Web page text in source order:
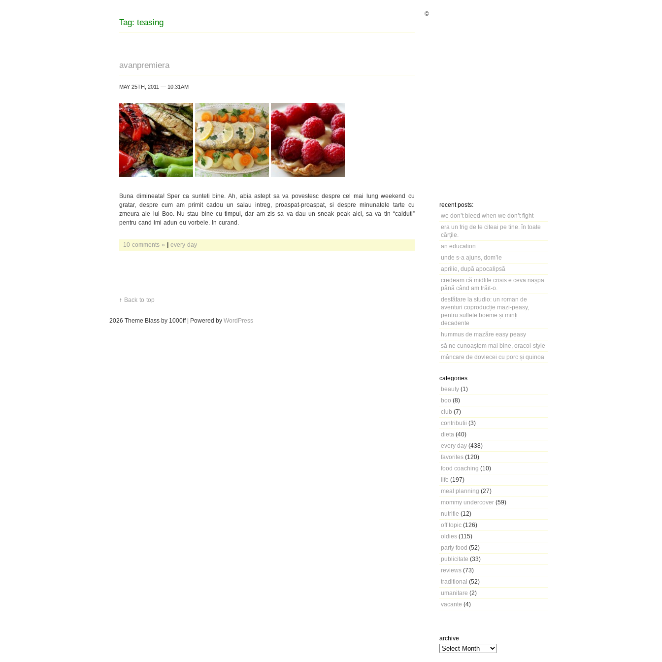
recent posts:
we don’t bleed when we don’t fight
era un frig de te citeai pe tine. în toate
cărțile.
an education
unde s-a ajuns, dom’le
aprilie, după apocalipsă
credeam că midlife crisis e ceva nașpa.
până când am trăit-o.
desfătare la studio: un roman de
aventuri coproducție mazi-peasy,
pentru suflete boeme și minți
decadente
hummus de mazăre easy peasy
să ne cunoaștem mai bine, oracol-style
mâncare de dovlecei cu porc și quinoa
categories
beauty (1)
boo (8)
club (7)
contributii (3)
dieta (40)
every day (438)
favorites (120)
food coaching (10)
life (197)
meal planning (27)
mommy undercover (59)
nutritie (12)
off topic (126)
oldies (115)
party food (52)
publicitate (33)
reviews (73)
traditional (52)
umanitare (2)
vacante (4)
archive
Tag: teasing
avanpremiera
MAY 25TH, 2011 — 10:31AM
Buna dimineata! Sper ca sunteti bine. Ah, abia astept sa va povestesc despre cel mai lung weekend cu
gratar, despre cum am primit cadou un salau intreg, proaspat-proaspat, si despre minunatele tarte cu
zmeura ale lui Boo. Nu stau bine cu timpul, dar am zis sa va dau un sneak peak aici, sa va tin “calduti”
pentru cand imi adun eu vorbele. In curand.
10 comments » | every day
↑ Back to top
©
2026 Theme Blass by 1000ff | Powered by WordPress